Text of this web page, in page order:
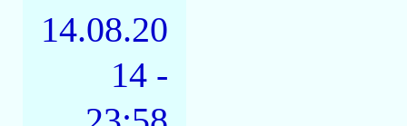
14.08.20
14 -